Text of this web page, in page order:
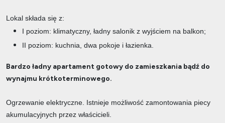
Lokal składa się z:
I poziom: klimatyczny, ładny salonik z wyjściem na balkon;
II poziom: kuchnia, dwa pokoje i łazienka.
Bardzo ładny apartament gotowy do zamieszkania bądź do
wynajmu krótkoterminowego.
Ogrzewanie elektryczne. Istnieje możliwość zamontowania piecy
akumulacyjnych przez właścicieli.